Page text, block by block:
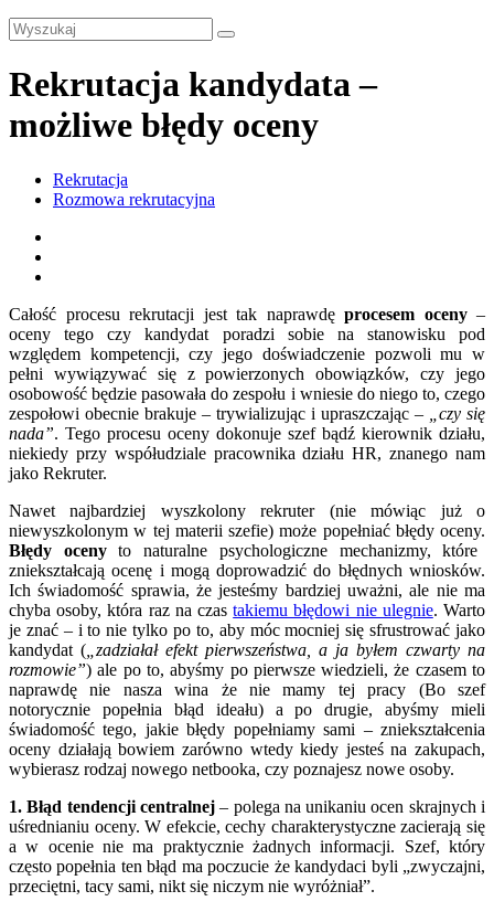
Rekrutacja kandydata –
możliwe błędy oceny
Rekrutacja
Rozmowa rekrutacyjna
Całość procesu rekrutacji jest tak naprawdę procesem oceny –
oceny tego czy kandydat poradzi sobie na stanowisku pod
względem kompetencji, czy jego doświadczenie pozwoli mu w
pełni wywiązywać się z powierzonych obowiązków, czy jego
osobowość będzie pasowała do zespołu i wniesie do niego to, czego
zespołowi obecnie brakuje – trywializując i upraszczając – „czy się
nada”. Tego procesu oceny dokonuje szef bądź kierownik działu,
niekiedy przy współudziale pracownika działu HR, znanego nam
jako Rekruter.
Nawet najbardziej wyszkolony rekruter (nie mówiąc już o
niewyszkolonym w tej materii szefie) może popełniać błędy oceny.
Błędy ocenyto naturalne psychologiczne mechanizmy, które
zniekształcają ocenę i mogą doprowadzić do błędnych wniosków.
Ich świadomość sprawia, że jesteśmy bardziej uważni, ale nie ma
chyba osoby, która raz na czastakiemu błędowi nie ulegnie. Warto
je znać – i to nie tylko po to, aby móc mocniej się sfrustrować jako
kandydat ( „zadziałał efekt pierwszeństwa, a ja byłem czwarty na
rozmowie”) ale po to, abyśmy po pierwsze wiedzieli, że czasem to
naprawdę nie nasza wina że nie mamy tej pracy (Bo szef
notorycznie popełnia błąd ideału) a po drugie, abyśmy mieli
świadomość tego, jakie błędy popełniamy sami – zniekształcenia
oceny działają bowiem zarówno wtedy kiedy jesteś na zakupach,
wybierasz rodzaj nowego netbooka, czy poznajesz nowe osoby.
1. Błąd tendencji centralnej– polega na unikaniu ocen skrajnych i
uśrednianiu oceny. W efekcie, cechy charakterystyczne zacierają się
a w ocenie nie ma praktycznie żadnych informacji. Szef, który
często popełnia ten błąd ma poczucie że kandydaci byli „zwyczajni,
przeciętni, tacy sami, nikt się niczym nie wyróżniał”.